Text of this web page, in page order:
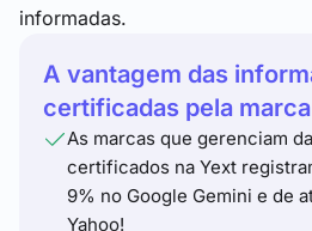
informadas.
A vantagem das
certificadas pela marca
As marcas que gerenciam
certificados na Yext
9% no Google Gemini e de
Yahoo!